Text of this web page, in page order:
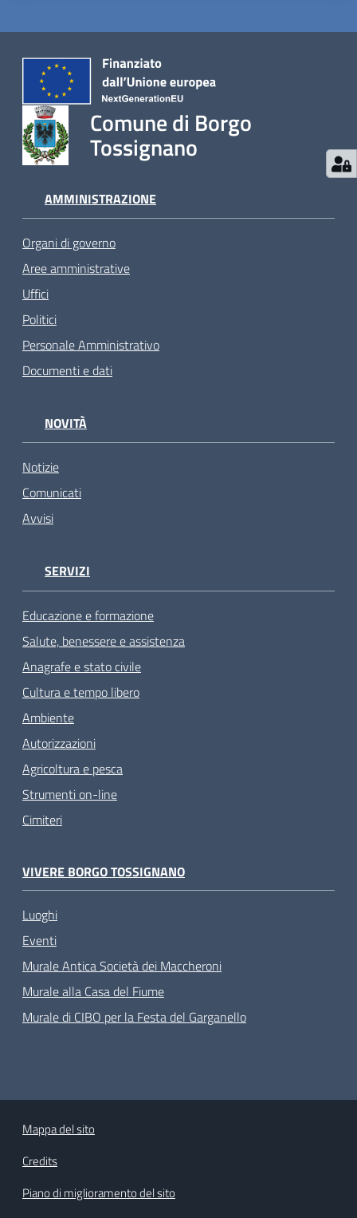
Comune di Borgo
Tossignano
AMMINISTRAZIONE
Organi di governo
Aree amministrative
Uffici
Politici
Personale Amministrativo
Documenti e dati
NOVITÀ
Notizie
Comunicati
Avvisi
SERVIZI
Educazione e formazione
Salute, benessere e assistenza
Anagrafe e stato civile
Cultura e tempo libero
Ambiente
Autorizzazioni
Agricoltura e pesca
Strumenti on-line
Cimiteri
VIVERE BORGO TOSSIGNANO
Luoghi
Eventi
Murale Antica Società dei Maccheroni
Murale alla Casa del Fiume
Murale di CIBO per la Festa del Garganello
Mappa del sito
Credits
Piano di miglioramento del sito